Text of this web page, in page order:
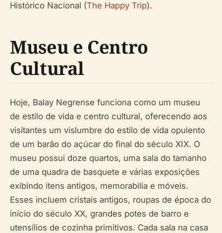
Histórico Nacional (The Happy Trip).
Museu e Centro
Cultural
Hoje, Balay Negrense funciona como um museu
de estilo de vida e centro cultural, oferecendo aos
visitantes um vislumbre do estilo de vida opulento
de um barão do açúcar do final do século XIX. O
museu possui doze quartos, uma sala do tamanho
de uma quadra de basquete e várias exposições
exibindo itens antigos, memorabilia e móveis.
Esses incluem cristais antigos, roupas de época do
início do século XX, grandes potes de barro e
utensílios de cozinha primitivos. Cada sala na casa